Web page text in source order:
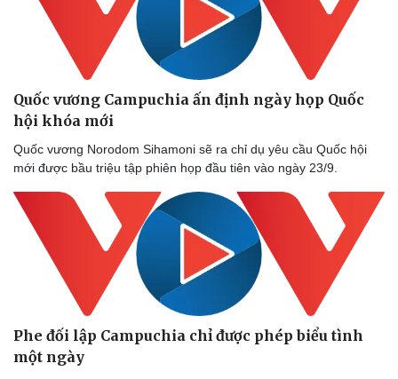
Quốc vương Campuchia ấn định ngày họp Quốc
hội khóa mới
Quốc vương Norodom Sihamoni sẽ ra chỉ dụ yêu cầu Quốc hội
mới được bầu triệu tập phiên họp đầu tiên vào ngày 23/9.
Phe đối lập Campuchia chỉ được phép biểu tình
một ngày